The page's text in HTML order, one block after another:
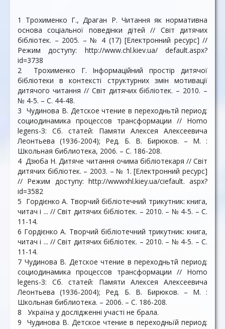
1 Трохименко Г., Драган Р. Читання як нормативна
основа соціальної поведінки дітей // Світ дитячих
бібліотек. – 2005. – № 4 (17) [Електронний ресурс] //
Режим доступу: http://www.chl.kiev.ua/ default.aspx?
id=3738
2 Трохименко Г. Інформаційний простір дитячої
бібліотеки в контексті структурних змін мотивації
дитячого читання // Світ дитячих бібліотек. – 2010. –
№ 4-5. – С. 44-48.
3 Чудинова В. Детское чтение в переходньтй период:
социодинамика процессов трансформации // Homo
legens-З: Сб. статей: Памяти Алексея Алексеевича
Леонтьева (1936-2004); Ред. Б. В. Бирюков. – М. :
Школьная библиотека, 2006. – С. 186-208.
4 Дзюба Н. Дитяче читання очима бібліотекаря // Світ
дитячих бібліотек. – 2003. – № 1. [Електронний ресурс]
// Режим доступу: http://wwwxhl.kiey.ua/ciefault. aspx?
id=3582
5 Гордієнко А. Творчий бібліотечний трикутник: книга,
читач і ... // Світ дитячих бібліотек. – 2010. – № 4-5. – С.
11-14.
6 Гордієнко А. Творчий бібліотечний трикутник: книга,
читач і ... // Світ дитячих бібліотек. – 2010. – № 4-5. – С.
11-14.
7 Чудинова В. Детское чтение в переходньтй период:
социодинамика процессов трансформации // Homo
legens-З: Сб. статей: Памяти Алексея Алексеевича
Леонтьева (1936-2004); Ред. Б. В. Бирюков. – М. :
Школьная библиотека. – 2006. – С. 186-208.
8 Україна у дослідженні участі не брала.
9 Чудинова В. Детское чтение в переходньїй период: